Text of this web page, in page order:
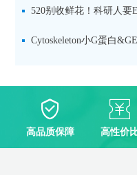
双赋能，下单即赠京东卡
520别收鲜花！科研人要
卡！
Cytoskeleton小G蛋白
高品质保障 高性价